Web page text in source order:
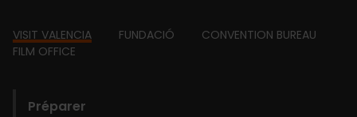
Footer
VISIT VALENCIA FUNDACIÓ
CONVENTION BUREAU
FILM OFFICE
Préparer